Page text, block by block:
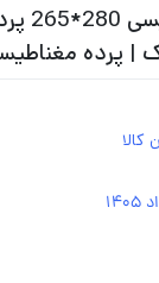
| پرده